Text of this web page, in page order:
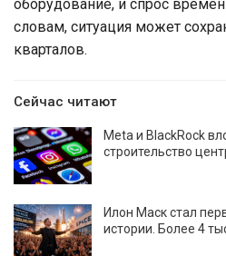
оборудование, и спрос
словам, ситуация может
кварталов.
Сейчас читают
Meta и BlackRock
строительство
Илон Маск стал
истории. Более 4